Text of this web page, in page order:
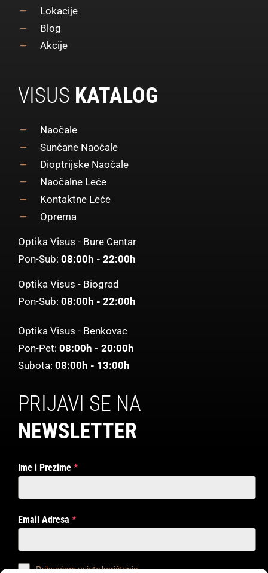
Lokacije
Blog
Akcije
VISUS KATALOG
Naočale
Sunčane Naočale
Dioptrijske Naočale
Naočalne Leće
Kontaktne Leće
Oprema
Optika Visus - Bure Centar
Pon-Sub: 08:00h - 22:00h
Optika Visus - Biograd
Pon-Sub: 08:00h - 22:00h
Optika Visus - Benkovac
Pon-Pet: 08:00h - 20:00h
Subota: 08:00h - 13:00h
PRIJAVI SE NA
NEWSLETTER
Ime i Prezime *
Email Adresa *
Prihvaćam uvjete korištenja